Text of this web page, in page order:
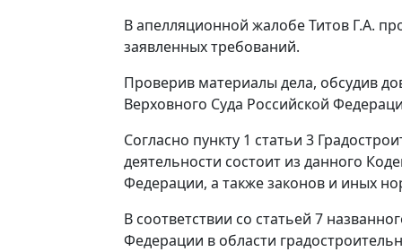
В апелляционной жалобе Титов Г.А.
заявленных требований.
Проверив материалы дела, обсудив
Верховного Суда Российской
Согласно пункту 1 статьи 3
деятельности состоит из данного
Федерации, а также законов и иных
В соответствии со статьей 7
Федерации в области